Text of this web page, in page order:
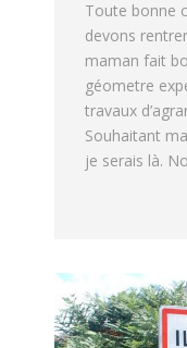
Toute bonne
devons
maman fait
géometre
travaux
Souhaitant
je serais là.